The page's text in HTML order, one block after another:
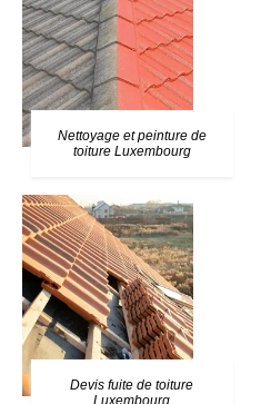
Nettoyage et peinture de
toiture Luxembourg
Devis fuite de toiture
Luxembourg